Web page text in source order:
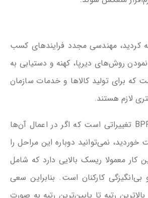
کردید، مهندسی مجدد فرایندهای کسب
روش‌های دیرپا، کهنه و دستیابی به
برای تولید کالاها و خدمات سازمان
لازم هستند.
خوب است بدانید، BPR تغییراتی است که اگر در اعمال آن‌ها
نمی‌توانید دوباره این مراحل را
کار معمولا ریسک بالایی دارد که شامل
بی‌انگیزگی کارکنان است. بنابراین سعی
رتبه تا پایین‌ترین رتبه به صورت